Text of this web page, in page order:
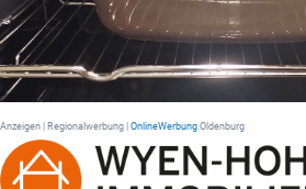
Anzeigen | Regionalwerbung | OnlineWerbung Oldenburg